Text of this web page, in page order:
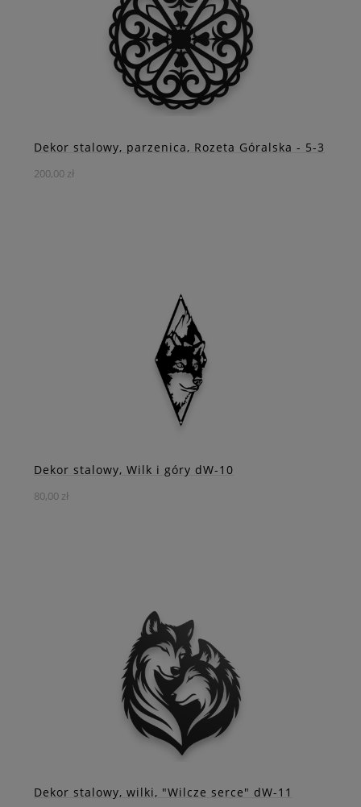
DO KOSZYKA
ZOBACZ WIĘCEJ
Dekor stalowy, parzenica, Rozeta Góralska - 5-3
200,00 zł
tradycyjną sztuką Podhala
DO KOSZYKA
ZOBACZ WIĘCEJ
Dekor stalowy, Wilk i góry dW-10
80,00 zł
krajobrazów. Nasza stalowa dekoracja ścienna
przedstawiająca wilka na tle skał to nie tylko ozdoba, to
prawdziwa podróż w serce dzikiej przyrody, gdzie wilk jest
nieodłączną częścią majestatycznych krajobrazów.
DO KOSZYKA
ZOBACZ WIĘCEJ
Dekor stalowy, wilki, "Wilcze serce" dW-11